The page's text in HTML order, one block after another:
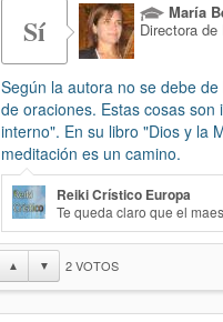
Sí
María
Directora
Según la autora no se debe
de oraciones. Estas cosas
interno". En su libro "Dios y la
meditación es un camino.
Reiki Crístico Europa
Te queda claro que el
▲ ▼ 2VOTOS